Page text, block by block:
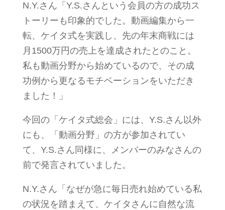
N.Y.さん「Y.S.さんという会員の方の成功ス
トーリーも印象的でした。動画編集から一
転、ケイタ式を実践し、先の年末商戦には
月1500万円の売上を達成されたとのこと。
私も動画分野から始めているので、その成
功例から更なるモチベーションをいただき
ました！」
今回の「ケイタ式総会」には、Y.S.さん以外
にも、「動画分野」の方が参加されてい
て、Y.S.さん同様に、メンバーのみなさんの
前で発言されていました。
N.Y.さん「なぜが急に毎日売れ始めている私
の状況を踏まえて、ケイタさんに自然な流